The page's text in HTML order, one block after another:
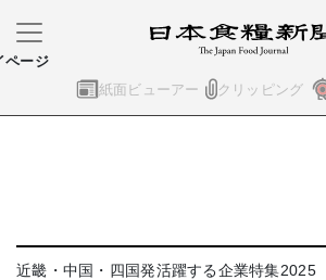
紙面ビューアー クリッピング
ページ
近畿・中国・四国発活躍する企業特集2025